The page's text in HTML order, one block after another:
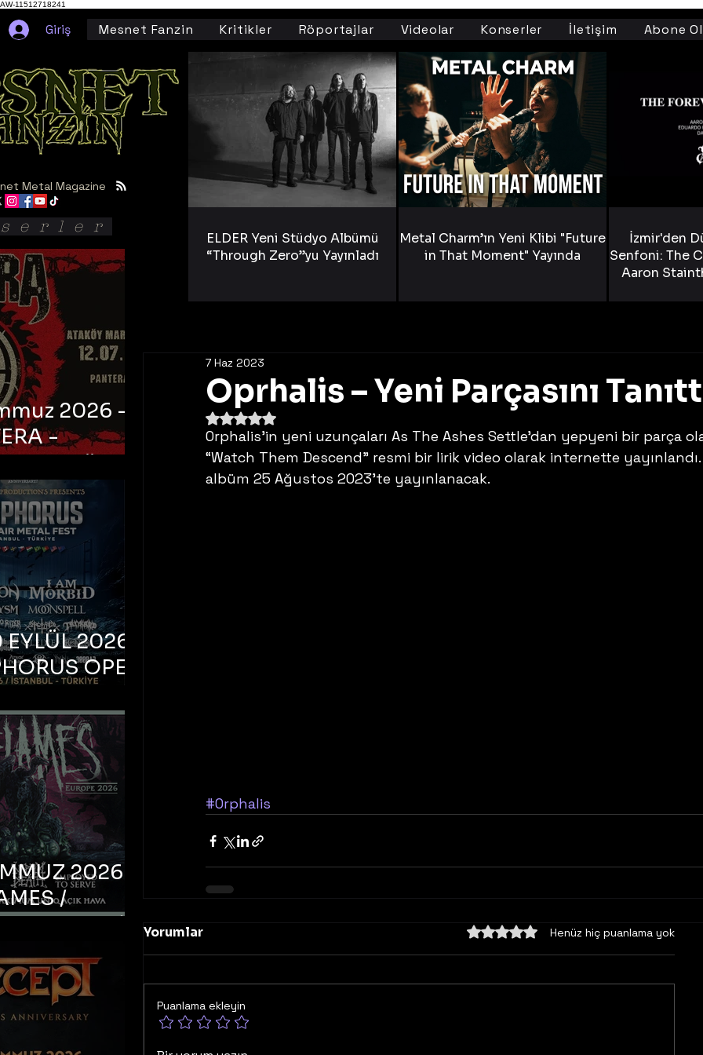
AW-11512718241
Giriş Mesnet Fanzin Kritikler Röportajlar Videolar Konserler İletişim Abone Ol
Oprhalis – Yeni Parçasını
7 Haz 2023
5 üzerinden NaN yıldız
Orphalis’in yeni uzunçaları As The Ashes Settle’dan yepyeni bir parça
“Watch Them Descend” resmi bir lirik video olarak internette
albüm 25 Ağustos 2023’te yayınlanacak.
#Orphalis
Yorumlar 5 üzerinden 0 yıldızHenüz hiç puanlama yok
Puanlama ekleyin
Metal Magazine
ELDER Yeni Stüdyo Albümü
“Through Zero”yu Yayınladı
Metal Charm’ın Yeni Klibi "Future
in That Moment" Yayında
İzmir'den
Senfoni: The
Aaron
2026 -
-
Ataköy
Arena
2026 –
OPEN
FEST
2026 –
/
DEATH /
– İstanbul,
Uniq